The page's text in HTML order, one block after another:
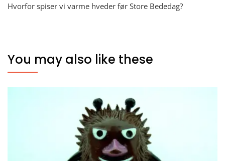
Hvorfor spiser vi varme hveder før Store Bededag?
You may also like these